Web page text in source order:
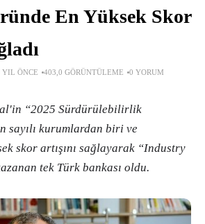
En Yüksek Skor
1 YIL ÖNCE 403,0 GÖRÜNTÜLEME 0 YORUM
“2025 Sürdürülebilirlik
sayılı kurumlardan biri ve
skor artışını sağlayarak “Industry
tek Türk bankası oldu.